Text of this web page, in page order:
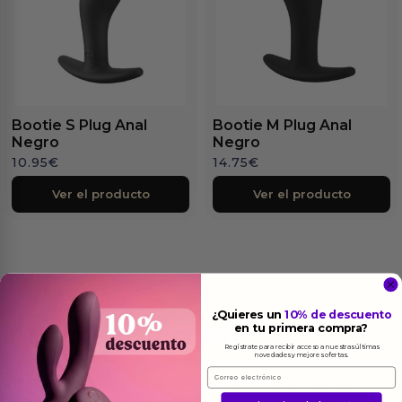
Bootie S Plug Anal
Negro
10.95€
Ver el producto
Bootie M Plug Anal
Negro
14.75€
Ver el producto
Más informacion
Imagina una caricia que no termina en la piel,
¿Quieres un10% de descuento
en tu primera compra?
Regístrate para recibir acceso a nuestras últimas
novedades y mejores ofertas.
Email